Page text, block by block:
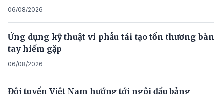
06/08/2026
Ứng dụng kỹ thuật vi phẫu tái tạo tổn thương bàn
tay hiếm gặp
06/08/2026
Đội tuyển Việt Nam hướng tới ngôi đầu bảng